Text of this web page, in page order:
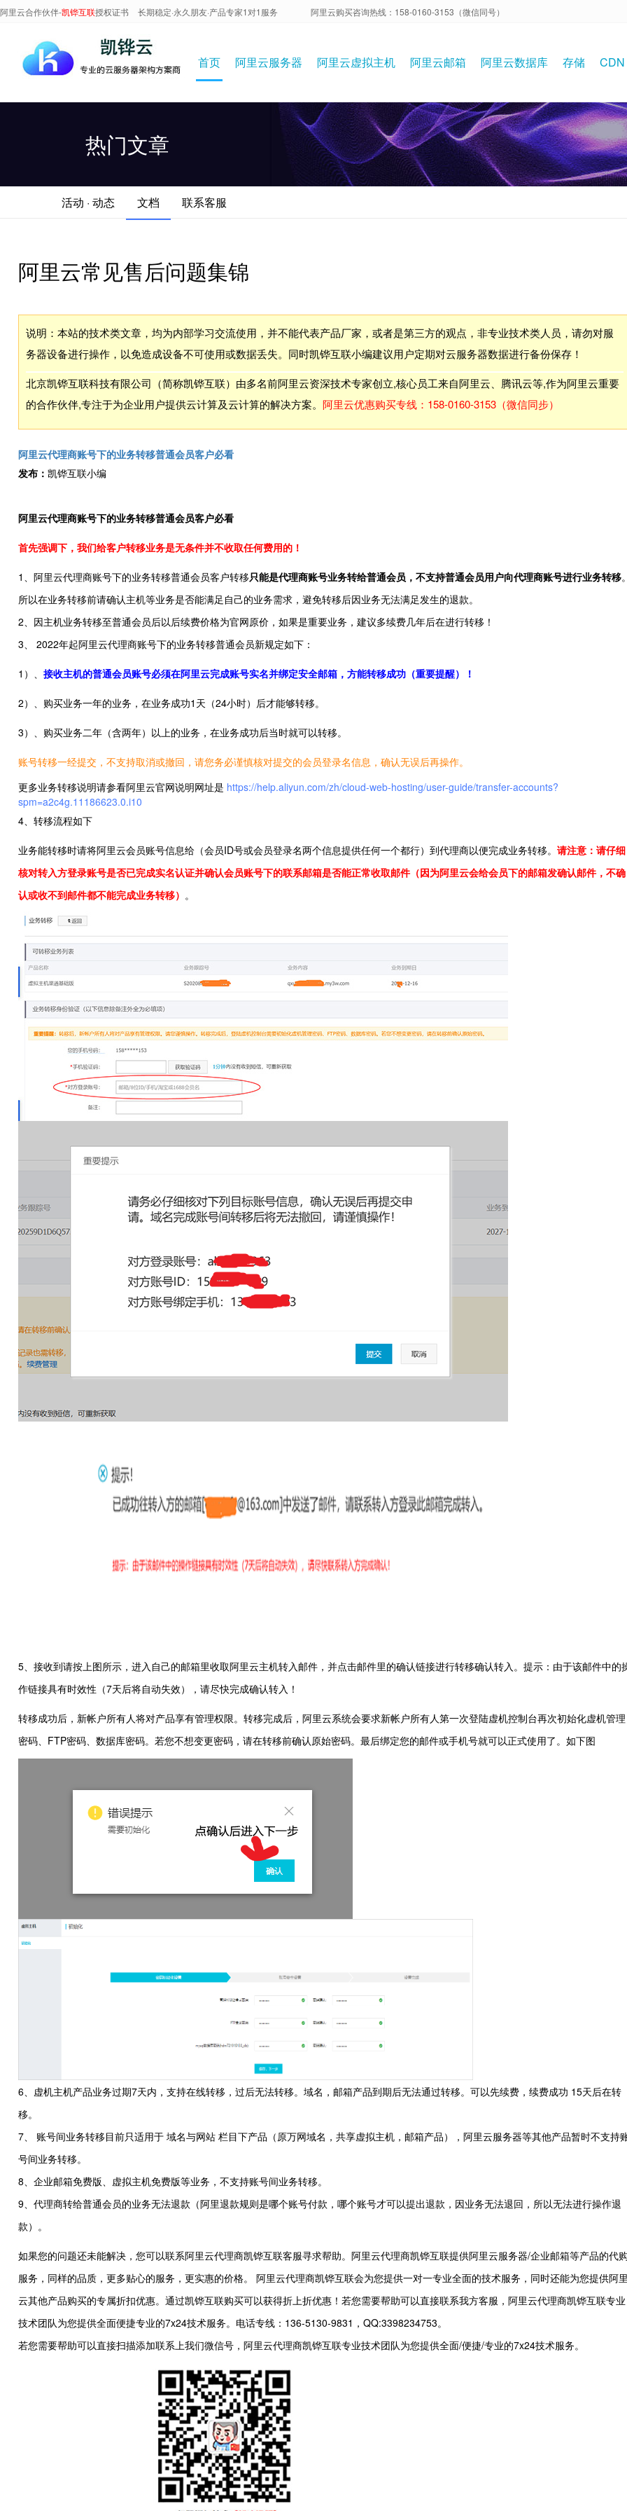
阿里云合作伙伴-凯铧互联授权证书 长期稳定·永久朋友·产品专家1对1服务 阿里云购买咨询热线：158-0160-3153（微信同号）
首页 阿里云服务器 阿里云虚拟主机 阿里云邮箱 阿里云数据库 存储 CDN
热门文章
活动 · 动态 文档 联系客服
阿里云常见售后问题集锦
说明：本站的技术类文章，均为内部学习交流使用，并不能代表产品厂家，或者是第三方的观点，非专业技术类人员，请勿对服
务器设备进行操作，以免造成设备不可使用或数据丢失。同时凯铧互联小编建议用户定期对云服务器数据进行备份保存！
北京凯铧互联科技有限公司（简称凯铧互联）由多名前阿里云资深技术专家创立,核心员工来自阿里云、腾讯云等,作为阿里云重要
的合作伙伴,专注于为企业用户提供云计算及云计算的解决方案。 阿里云优惠购买专线：158-0160-3153（微信同步）
阿里云代理商账号下的业务转移普通会员客户必看
发布： 凯铧互联小编
阿里云代理商账号下的业务转移普通会员客户必看
首先强调下，我们给客户转移业务是无条件并不收取任何费用的！
1、阿里云代理商账号下的业务转移普通会员客户转移只能是代理商账号业务转给普通会员，不支持普通会员用户向代理商账号进行业务转移
所以在业务转移前请确认主机等业务是否能满足自己的业务需求，避免转移后因业务无法满足发生的退款。
2、因主机业务转移至普通会员后以后续费价格为官网原价，如果是重要业务，建议多续费几年后在进行转移！
3、 2022年起阿里云代理商账号下的业务转移普通会员新规定如下：
1）、 接收主机的普通会员账号必须在阿里云完成账号实名并绑定安全邮箱，方能转移成功（重要提醒）！
2）、购买业务一年的业务，在业务成功1天（24小时）后才能够转移。
3）、购买业务二年（含两年）以上的业务，在业务成功后当时就可以转移。
账号转移一经提交，不支持取消或撤回，请您务必谨慎核对提交的会员登录名信息，确认无误后再操作。
更多业务转移说明请参看阿里云官网说明网址是 https://help.aliyun.com/zh/cloud-web-hosting/user-guide/transfer-accounts?
spm=a2c4g.11186623.0.i10
4、转移流程如下
业务能转移时请将阿里云会员账号信息给（会员ID号或会员登录名两个信息提供任何一个都行）到代理商以便完成业务转移。 请注意：请仔细
核对转入方登录账号是否已完成实名认证并确认会员账号下的联系邮箱是否能正常收取邮件（因为阿里云会给会员下的邮箱发确认邮件，不确
认或收不到邮件都不能完成业务转移） 。
5、接收到请按上图所示，进入自己的邮箱里收取阿里云主机转入邮件，并点击邮件里的确认链接进行转移确认转入。提示：由于该邮件中的
作链接具有时效性（7天后将自动失效），请尽快完成确认转入！
转移成功后，新帐户所有人将对产品享有管理权限。转移完成后，阿里云系统会要求新帐户所有人第一次登陆虚机控制台再次初始化虚机管理
密码、FTP密码、数据库密码。若您不想变更密码，请在转移前确认原始密码。最后绑定您的邮件或手机号就可以正式使用了。如下图
6、虚机主机产品业务过期7天内，支持在线转移，过后无法转移。域名，邮箱产品到期后无法通过转移。可以先续费，续费成功 15天后在转
移。
7、 账号间业务转移目前只适用于 域名与网站 栏目下产品（原万网域名，共享虚拟主机，邮箱产品），阿里云服务器等其他产品暂时不支持
号间业务转移。
8、企业邮箱免费版、虚拟主机免费版等业务，不支持账号间业务转移。
9、代理商转给普通会员的业务无法退款（阿里退款规则是哪个账号付款，哪个账号才可以提出退款，因业务无法退回，所以无法进行操作退
款）。
如果您的问题还未能解决，您可以联系阿里云代理商凯铧互联客服寻求帮助。阿里云代理商凯铧互联提供阿里云服务器/企业邮箱等产品的代
服务，同样的品质，更多贴心的服务，更实惠的价格。 阿里云代理商凯铧互联会为您提供一对一专业全面的技术服务，同时还能为您提供阿
云其他产品购买的专属折扣优惠。通过凯铧互联购买可以获得折上折优惠！若您需要帮助可以直接联系我方客服，阿里云代理商凯铧互联专业
技术团队为您提供全面便捷专业的7x24技术服务。电话专线：136-5130-9831，QQ:3398234753。
若您需要帮助可以直接扫描添加联系上我们微信号，阿里云代理商凯铧互联专业技术团队为您提供全面/便捷/专业的7x24技术服务。